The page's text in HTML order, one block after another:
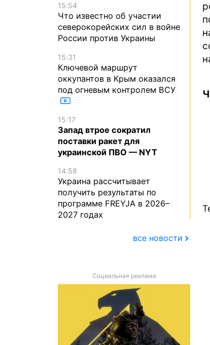
15:54
Что известно об участии
северокорейских сил в войне
России против Украины
15:31
Ключевой маршрут
оккупантов в Крым оказался
под огневым контролем ВСУ
15:17
Запад втрое сократил
поставки ракет для
украинской ПВО — NYT
14:58
Украина рассчитывает
получить результаты по
программе FREYJA в 2026–
2027 годах
все новости
Социальная реклама